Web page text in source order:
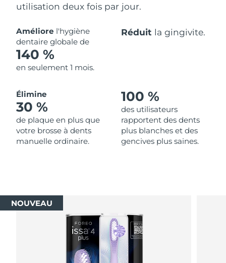
utilisation deux fois par jour.
Améliore l'hygiène
dentaire globale de
140 %
en seulement 1 mois.
Réduit la gingivite.
Élimine
30 %
de plaque en plus que
votre brosse à dents
manuelle ordinaire.
100 %
des utilisateurs
rapportent des dents
plus blanches et des
gencives plus saines.
NOUVEAU